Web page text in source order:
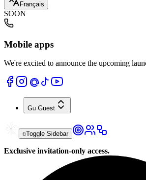
Français
SOON
Mobile apps
We're excited to announce the upcoming
Gu Guest
Toggle Sidebar
Exclusive invitation-only access.